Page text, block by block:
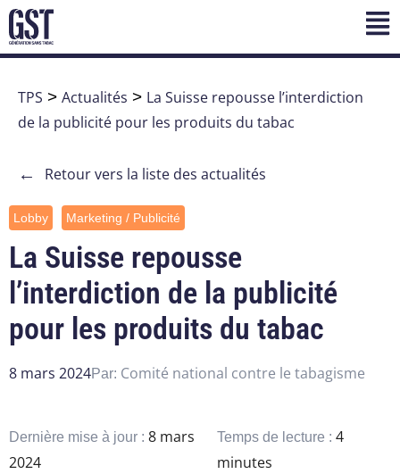
TPS > Actualités > La Suisse repousse l’interdiction
de la publicité pour les produits du tabac
← Retour vers la liste des actualités
Lobby Marketing / Publicité
La Suisse repousse
l’interdiction de la publicité
pour les produits du tabac
8 mars 2024Par: Comité national contre le tabagisme
Dernière mise à jour : 8 mars
2024
Temps de lecture : 4
minutes